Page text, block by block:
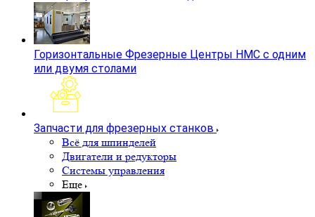
Горизонтальные Фрезерные Центры HMC с одним
или двумя столами
Запчасти для фрезерных станков
Всё для шпинделей
Двигатели и редукторы
Системы управления
Еще